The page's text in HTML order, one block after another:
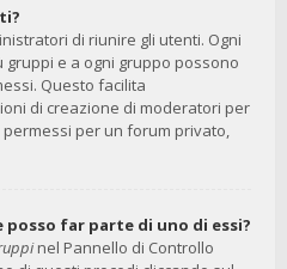
di riunire gli utenti. Ogni
e a ogni gruppo possono
Questo facilita
di creazione di moderatori per
per un forum privato,
posso far parte di uno di essi?
nel Pannello di Controllo